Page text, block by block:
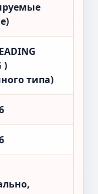
)
типа)